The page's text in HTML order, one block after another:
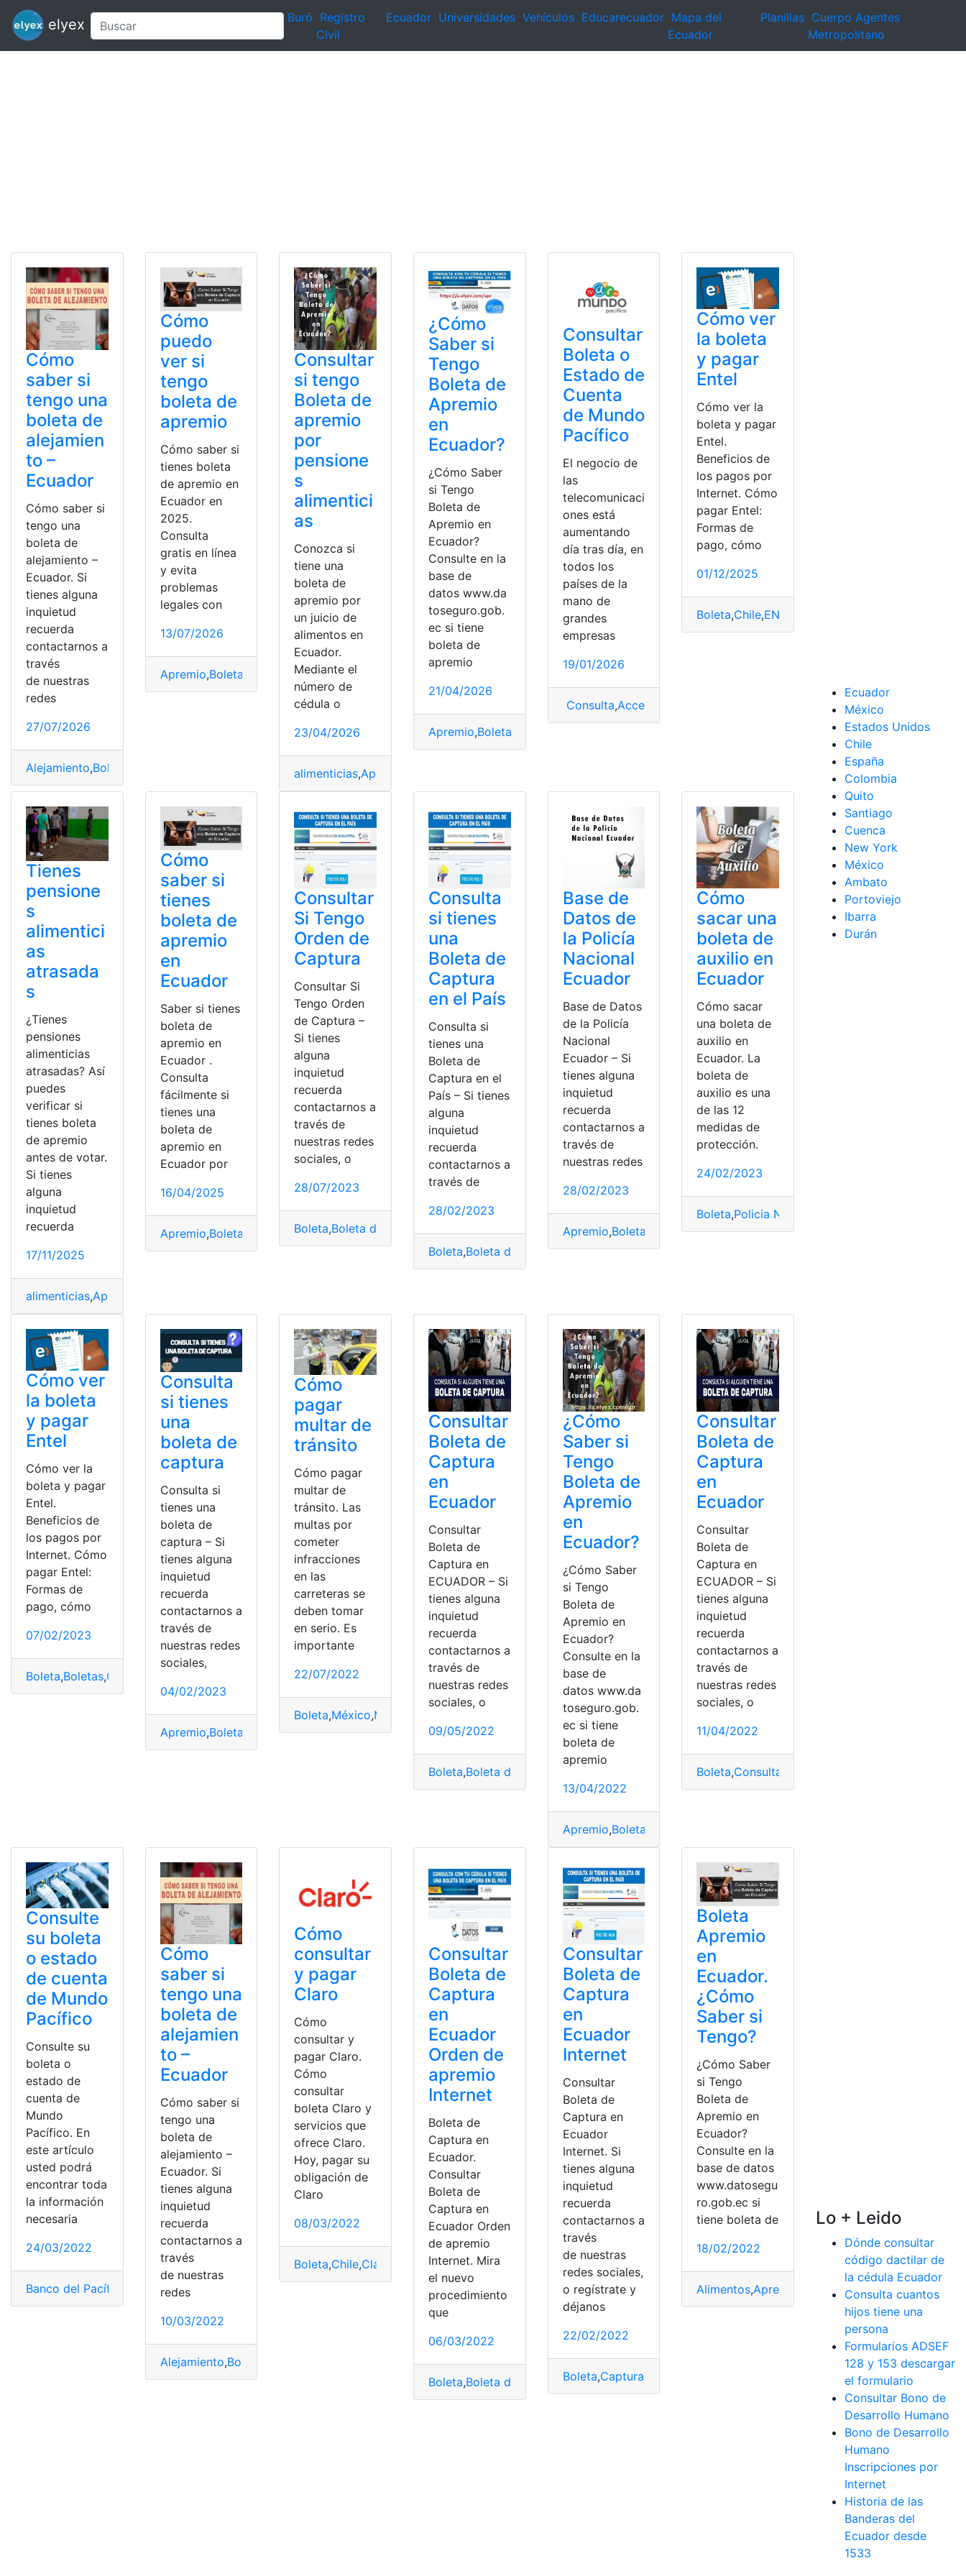
elyex Buró Registro
Civil
Ecuador Universidades Vehículos Educarecuador Mapa del
Ecuador
Planillas Cuerpo Agentes
Metropolitano
Cómo
saber si
tengo una
boleta de
alejamien
to –
Ecuador
Cómo saber si
tengo una
boleta de
alejamiento –
Ecuador. Si
tienes alguna
inquietud
recuerda
contactarnos a
través
de nuestras
redes
27/07/2026
Alejamiento,Boleta
Cómo
puedo
ver si
tengo
boleta de
apremio
Cómo saber si
tienes boleta
de apremio en
Ecuador en
2025.
Consulta
gratis en línea
y evita
problemas
legales con
13/07/2026
Apremio,Boleta Boleta de Captura ,Consejo de la Judicatura
Consultar
si tengo
Boleta de
apremio
por
pensione
s
alimentici
as
Conozca si
tiene una
boleta de
apremio por
un juicio de
alimentos en
Ecuador.
Mediante el
número de
cédula o
23/04/2026
alimenticias,Apremio
¿Cómo
Saber si
Tengo
Boleta de
Apremio
en
Ecuador?
¿Cómo Saber
si Tengo
Boleta de
Apremio en
Ecuador?
Consulte en la
base de
datos www.da
toseguro.gob.
ec si tiene
boleta de
apremio
21/04/2026
Apremio,Boleta
Consultar
Boleta o
Estado de
Cuenta
de Mundo
Pacífico
El negocio de
las
telecomunicaci
ones está
aumentando
día tras día, en
todos los
países de la
mano de
grandes
empresas
19/01/2026
Consulta,Acceder factura,forma
Cómo ver
la boleta
y pagar
Entel
Cómo ver la
boleta y pagar
Entel.
Beneficios de
los pagos por
Internet. Cómo
pagar Entel:
Formas de
pago, cómo
01/12/2025
Boleta,Chile,ENTEL
Tienes
pensione
s
alimentici
as
atrasada
s
¿Tienes
pensiones
alimenticias
atrasadas? Así
puedes
verificar si
tienes boleta
de apremio
antes de votar.
Si tienes
alguna
inquietud
recuerda
17/11/2025
alimenticias,Apremio
Cómo
saber si
tienes
boleta de
apremio
en
Ecuador
Saber si tienes
boleta de
apremio en
Ecuador .
Consulta
fácilmente si
tienes una
boleta de
apremio en
Ecuador por
16/04/2025
Apremio,Boleta consulta de causas,Ecuador Función Judicial
Consultar
Si Tengo
Orden de
Captura
Consultar Si
Tengo Orden
de Captura –
Si tienes
alguna
inquietud
recuerda
contactarnos a
través de
nuestras redes
sociales, o
28/07/2023
Boleta,Boleta de Captura Internet
Consulta
si tienes
una
Boleta de
Captura
en el País
Consulta si
tienes una
Boleta de
Captura en el
País – Si tienes
alguna
inquietud
recuerda
contactarnos a
través de
28/02/2023
Boleta,Boleta de Captura,Consulta,Ecuador
Base de
Datos de
la Policía
Nacional
Ecuador
Base de Datos
de la Policía
Nacional
Ecuador – Si
tienes alguna
inquietud
recuerda
contactarnos a
través de
nuestras redes
28/02/2023
Apremio,Boleta Dato Seguro,En Línea,Policía
Cómo
sacar una
boleta de
auxilio en
Ecuador
Cómo sacar
una boleta de
auxilio en
Ecuador. La
boleta de
auxilio es una
de las 12
medidas de
protección.
24/02/2023
Boleta,Policia Nacional
Cómo ver
la boleta
y pagar
Entel
Cómo ver la
boleta y pagar
Entel.
Beneficios de
los pagos por
Internet. Cómo
pagar Entel:
Formas de
pago, cómo
07/02/2023
Boleta,Boletas,Consultas
Consulta
si tienes
una
boleta de
captura
Consulta si
tienes una
boleta de
captura – Si
tienes alguna
inquietud
recuerda
contactarnos a
través de
nuestras redes
sociales,
04/02/2023
Apremio,Boleta Dato Seguro,Ecuador,En Línea
Cómo
pagar
multar de
tránsito
Cómo pagar
multar de
tránsito. Las
multas por
cometer
infracciones
en las
carreteras se
deben tomar
en serio. Es
importante
22/07/2022
Boleta,México,Multas
Consultar
Boleta de
Captura
en
Ecuador
Consultar
Boleta de
Captura en
ECUADOR – Si
tienes alguna
inquietud
recuerda
contactarnos a
través de
nuestras redes
sociales, o
09/05/2022
Boleta,Boleta de Captura Consulta Policía Nacional,Sistema online
¿Cómo
Saber si
Tengo
Boleta de
Apremio
en
Ecuador?
¿Cómo Saber
si Tengo
Boleta de
Apremio en
Ecuador?
Consulte en la
base de
datos www.da
toseguro.gob.
ec si tiene
boleta de
apremio
13/04/2022
Apremio,Boleta
Consultar
Boleta de
Captura
en
Ecuador
Consultar
Boleta de
Captura en
ECUADOR – Si
tienes alguna
inquietud
recuerda
contactarnos a
través de
nuestras redes
sociales, o
11/04/2022
Boleta,Consulta
Consulte
su boleta
o estado
de cuenta
de Mundo
Pacífico
Consulte su
boleta o
estado de
cuenta de
Mundo
Pacífico. En
este artículo
usted podrá
encontrar toda
la información
necesaria
24/03/2022
Banco del Pacífico Boleta,Consulta
Cómo
saber si
tengo una
boleta de
alejamien
to –
Ecuador
Cómo saber si
tengo una
boleta de
alejamiento –
Ecuador. Si
tienes alguna
inquietud
recuerda
contactarnos a
través
de nuestras
redes
10/03/2022
Alejamiento,Boleta Migración
Cómo
consultar
y pagar
Claro
Cómo
consultar y
pagar Claro.
Cómo
consultar
boleta Claro y
servicios que
ofrece Claro.
Hoy, pagar su
obligación de
Claro
08/03/2022
Boleta,Chile,Claro Servicios,Telecomunicaciones
Consultar
Boleta de
Captura
en
Ecuador
Orden de
apremio
Internet
Boleta de
Captura en
Ecuador.
Consultar
Boleta de
Captura en
Ecuador Orden
de apremio
Internet. Mira
el nuevo
procedimiento
que
06/03/2022
Boleta,Boleta de Captura,Ecuador,generar orden de pago
Consultar
Boleta de
Captura
en
Ecuador
Internet
Consultar
Boleta de
Captura en
Ecuador
Internet. Si
tienes alguna
inquietud
recuerda
contactarnos a
través
de nuestras
redes sociales,
o regístrate y
déjanos
22/02/2022
Boleta,Capturas
Boleta
Apremio
en
Ecuador.
¿Cómo
Saber si
Tengo?
¿Cómo Saber
si Tengo
Boleta de
Apremio en
Ecuador?
Consulte en la
base de datos
www.datosegu
ro.gob.ec si
tiene boleta de
18/02/2022
Alimentos,Apremio Ecuador,top2
Ecuador
México
Estados Unidos
Chile
España
Colombia
Quito
Santiago
Cuenca
New York
México
Ambato
Portoviejo
Ibarra
Durán
Lo + Leido
Dónde consultar
código dactilar de
la cédula Ecuador
Consulta cuantos
hijos tiene una
persona
Formularios ADSEF
128 y 153 descargar
el formulario
Consultar Bono de
Desarrollo Humano
Bono de Desarrollo
Humano
Inscripciones por
Internet
Historia de las
Banderas del
Ecuador desde
1533